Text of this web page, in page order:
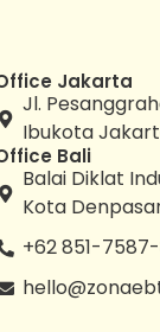
Jakarta
Jl.
Ibukota
Bali
Balai Diklat
Kota
+62 851-